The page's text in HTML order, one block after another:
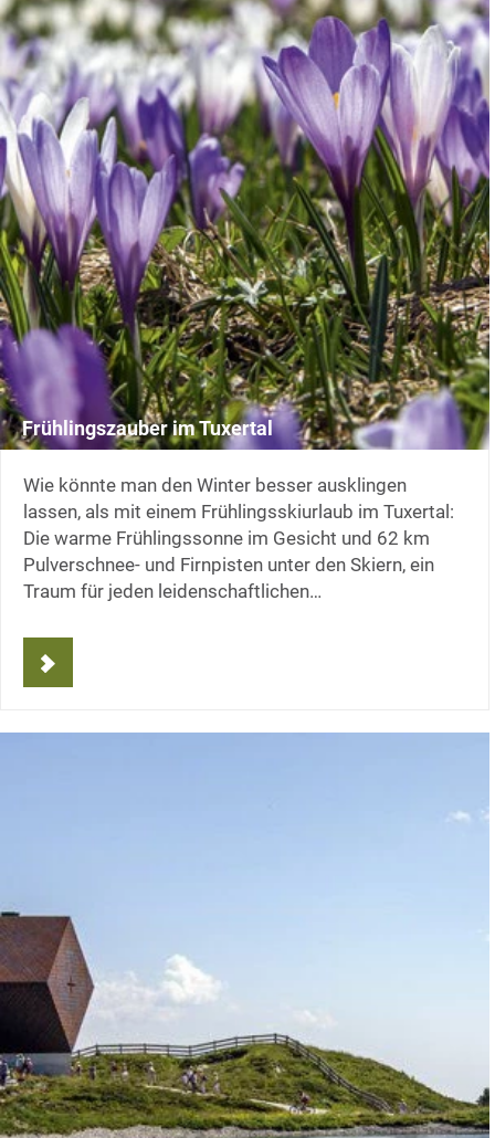
Frühlingszauber im Tuxertal
Wie könnte man den Winter besser ausklingen
lassen, als mit einem Frühlingsskiurlaub im Tuxertal:
Die warme Frühlingssonne im Gesicht und 62 km
Pulverschnee- und Firnpisten unter den Skiern, ein
Traum für jeden leidenschaftlichen…